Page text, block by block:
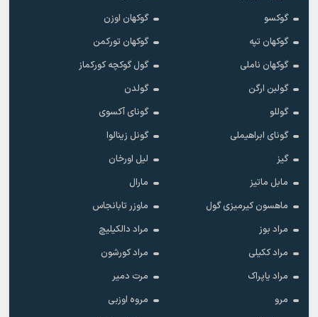
گوکسو
گوکهان اوزن
گوکهان تپه
گوکهان تورکمن
گوکهان ناملی
گول گوکچه کورکماز
گولبن ارگن
گولدن
گوللو
گونای آکسوی
گونای ابراهیملی
گونل زینالوا
گیز
لیل اورخان
مابل ماتیز
مارال
ماهسون کیرمیزی گول
ماوزر تابانجاس
مراد بوز
مراد دالکیلیچ
مراد ککیلی
مراد کورشون
مراد یاپراک
مرت دمیر
مرو
مروه اوزبی